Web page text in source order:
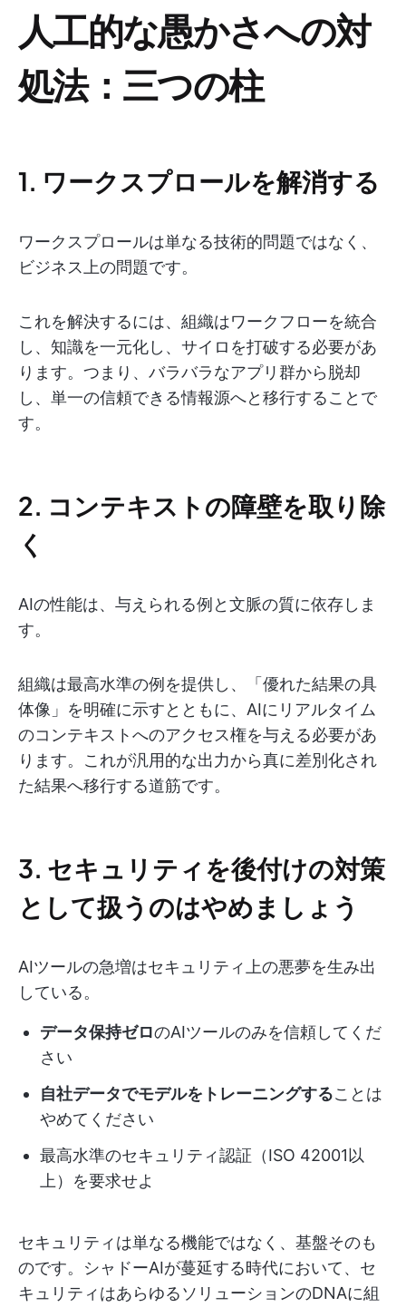
人工的な愚かさへの対
処法：三つの柱
1. ワークスプロールを解消する
ワークスプロールは単なる技術的問題ではなく、
ビジネス上の問題です。
これを解決するには、組織はワークフローを統合
し、知識を一元化し、サイロを打破する必要があ
ります。つまり、バラバラなアプリ群から脱却
し、単一の信頼できる情報源へと移行することで
す。
2. コンテキストの障壁を取り除
く
AIの性能は、与えられる例と文脈の質に依存しま
す。
組織は最高水準の例を提供し、「優れた結果の具
体像」を明確に示すとともに、AIにリアルタイム
のコンテキストへのアクセス権を与える必要があ
ります。これが汎用的な出力から真に差別化され
た結果へ移行する道筋です。
3. セキュリティを後付けの対策
として扱うのはやめましょう
AIツールの急増はセキュリティ上の悪夢を生み出
している。
データ保持ゼロのAIツールのみを信頼してくだ
さい
自社データでモデルをトレーニングすることは
やめてください
最高水準のセキュリティ認証（ISO 42001以
上）を要求せよ
セキュリティは単なる機能ではなく、基盤そのも
のです。シャドーAIが蔓延する時代において、セ
キュリティはあらゆるソリューションのDNAに組